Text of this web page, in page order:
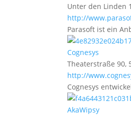
Unter den Linden
http://
Parasoft ist ein
Cognesys
Theaterstraße 90,
http://
Cognesys
AkaWipsy